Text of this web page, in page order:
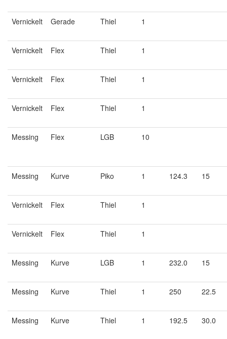
Vernickelt Gerade Thiel 1
Vernickelt Flex Thiel 1
Vernickelt Flex Thiel 1
Vernickelt Flex Thiel 1
Messing Flex LGB 10
Messing Kurve Piko 1 124.3 15
Vernickelt Flex Thiel 1
Vernickelt Flex Thiel 1
Messing Kurve LGB 1 232.0 15
Messing Kurve Thiel 1 250 22.5
Messing Kurve Thiel 1 192.5 30.0